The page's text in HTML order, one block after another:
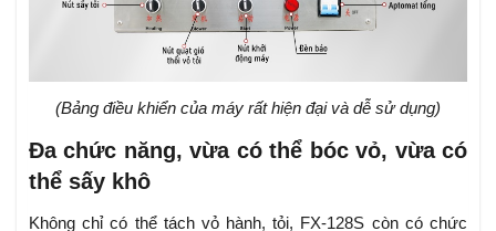
(Bảng điều khiển của máy rất hiện đại và dễ sử dụng)
Đa chức năng, vừa có thể bóc vỏ, vừa có
thể sấy khô
Không chỉ có thể tách vỏ hành, tỏi, FX-128S còn có chức